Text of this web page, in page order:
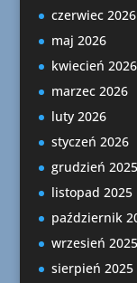
czerwiec 2026
maj 2026
kwiecień 2026
marzec 2026
luty 2026
styczeń 2026
grudzień 2025
listopad 2025
październik
wrzesień 2025
sierpień 2025